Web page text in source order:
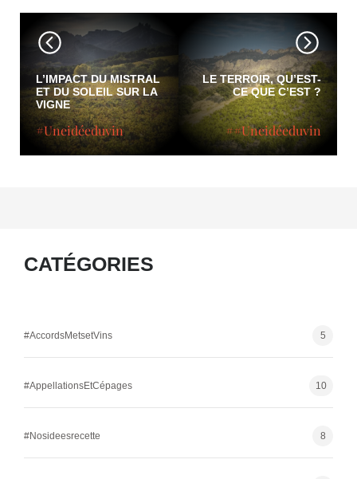
L’IMPACT DU MISTRAL
ET DU SOLEIL SUR LA
VIGNE
#Uneidéeduvin
LE TERROIR, QU’EST-
CE QUE C’EST ?
##Uneidéeduvin
CATÉGORIES
#AccordsMetsetVins 5
#AppellationsEtCépages 10
#Nosideesrecette 8